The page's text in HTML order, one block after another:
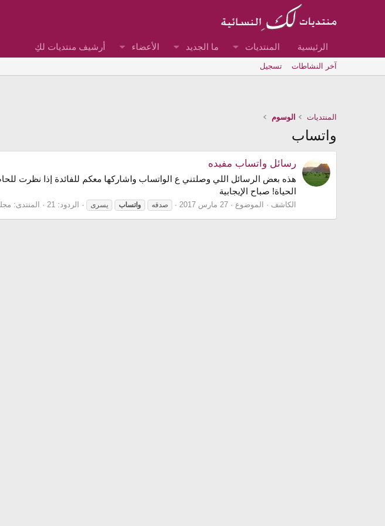
الرئيسية المنتديات ما الجديد الأعضاء أرشيف منتديات لكِ
آخر النشاطات تسجيل
المنتديات الوسوم
واتساب
رسائل واتساب مفيده
هذه بعض الرسائل اللي وصلتني ع الواتساب واشاركها معكم للفائدة ‏إذا نظرت
الحياة! صباح الإيجابية
الكاشف الموضوع 27 مارس 2017 صدقه واتساب يسرى الردود: 21 المنتدى: